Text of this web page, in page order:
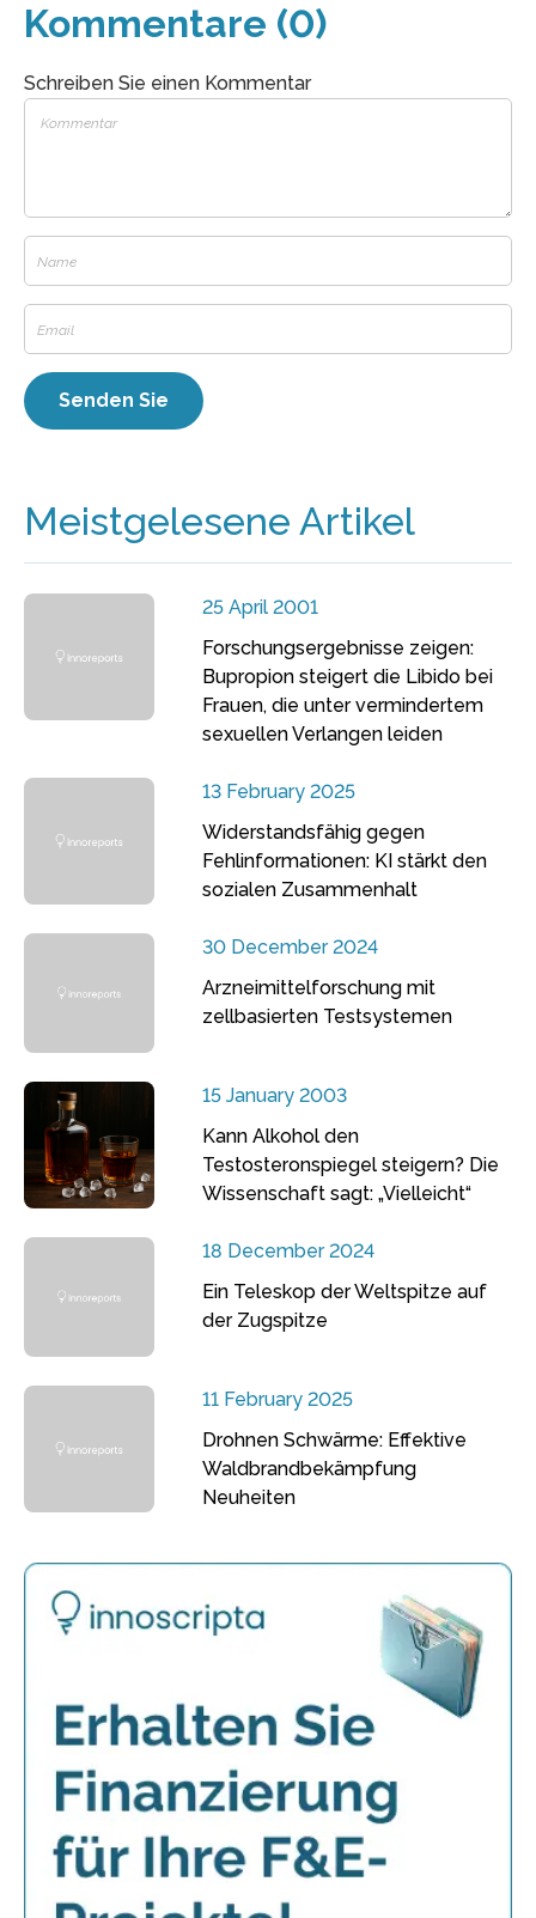
Kommentare (0)
Schreiben Sie einen Kommentar
Meistgelesene Artikel
25 April 2001
Forschungsergebnisse zeigen:
Bupropion steigert die Libido bei
Frauen, die unter vermindertem
sexuellen Verlangen leiden
13 February 2025
Widerstandsfähig gegen
Fehlinformationen: KI stärkt den
sozialen Zusammenhalt
30 December 2024
Arzneimittelforschung mit
zellbasierten Testsystemen
15 January 2003
Kann Alkohol den
Testosteronspiegel steigern? Die
Wissenschaft sagt: „Vielleicht“
18 December 2024
Ein Teleskop der Weltspitze auf
der Zugspitze
11 February 2025
Drohnen Schwärme: Effektive
Waldbrandbekämpfung
Neuheiten